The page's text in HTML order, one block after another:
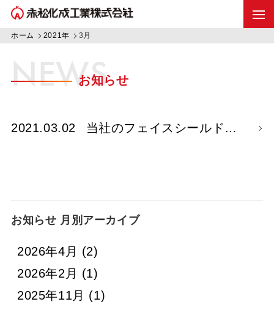
ホーム 2021年 3月
NEWS
お知らせ
2021.03.02 当社のフェイスシールド…
お知らせ 月別アーカイブ
2026年4月 (2)
2026年2月 (1)
2025年11月 (1)